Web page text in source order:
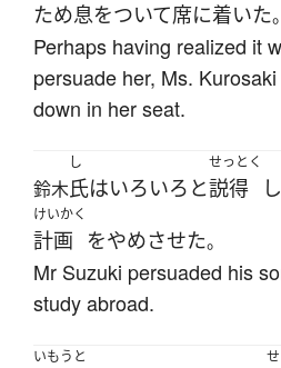
ため息をついて席に着いた。
Perhaps having realized it
persuade her, Ms.
down in her seat.
鈴木
し
氏はいろいろと
せっとく
説得
けいかく
計画 をやめさせた。
Mr Suzuki persuaded his
study abroad.
いもうと